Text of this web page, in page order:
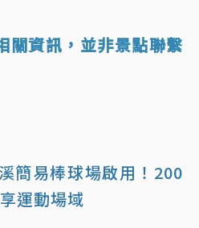
資訊，並非景點聯繫
簡易棒球場啟用！200
運動場域